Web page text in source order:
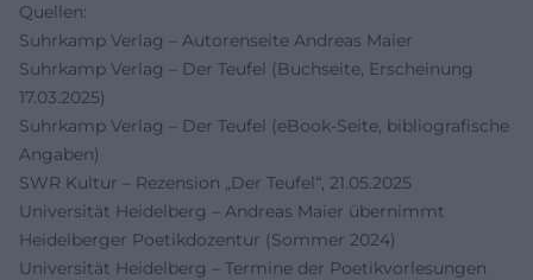
Quellen:
Suhrkamp Verlag – Autorenseite Andreas Maier
Suhrkamp Verlag – Der Teufel (Buchseite, Erscheinung
17.03.2025)
Suhrkamp Verlag – Der Teufel (eBook-Seite, bibliografische
Angaben)
SWR Kultur – Rezension „Der Teufel“, 21.05.2025
Universität Heidelberg – Andreas Maier übernimmt
Heidelberger Poetikdozentur (Sommer 2024)
Universität Heidelberg – Termine der Poetikvorlesungen